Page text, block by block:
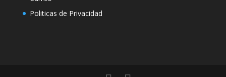
Politicas de Privacidad